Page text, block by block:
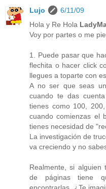
Lujo
6/11/09
Hola y Re Hola
Voy por partes o me
1. Puede pasar que
flechita o hacer click
llegues a toparte con
A no ser que seas
cuando te das
tienes como 100,
cuando comienzas el
tienes necesidad de
La investigación de
va creciendo y no
Realmente, si alguien
de páginas tiene